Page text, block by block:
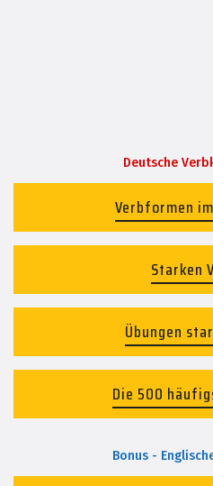
Deutsche
Verbformen
Starken
Übungen
Die 500
Bonus -